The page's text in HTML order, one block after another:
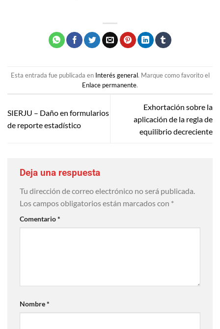
Esta entrada fue publicada en Interés general. Marque como favorito el
Enlace permanente.
SIERJU – Daño en formularios
de reporte estadístico
Exhortación sobre la
aplicación de la regla de
equilibrio decreciente
Deja una respuesta
Tu dirección de correo electrónico no será publicada.
Los campos obligatorios están marcados con *
Comentario*
Nombre*